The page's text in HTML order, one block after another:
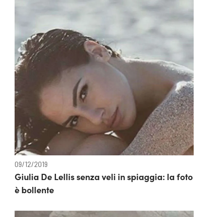
09/12/2019
Giulia De Lellis senza veli in spiaggia: la foto
è bollente